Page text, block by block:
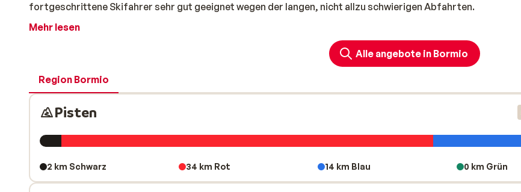
fortgeschrittene Skifahrer sehr gut geeignet wegen der langen, nicht allzu schwierigen Abfahrten.
Mehr lesen
Alle angebote in Bormio
Region Bormio
Pisten
2 km Schwarz 34 km Rot 14 km Blau 0 km Grün